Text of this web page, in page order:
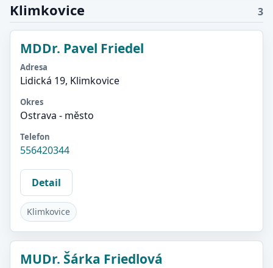
Klimkovice 3
MDDr. Pavel Friedel
Adresa
Lidická 19, Klimkovice
Okres
Ostrava - město
Telefon
556420344
Detail
Klimkovice
MUDr. Šárka Friedlová